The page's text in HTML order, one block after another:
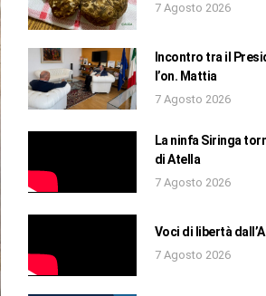
7 Agosto 2026
Incontro tra il
l’on. Mattia
7 Agosto 2026
La ninfa Siringa
di Atella
7 Agosto 2026
Voci di libertà
7 Agosto 2026